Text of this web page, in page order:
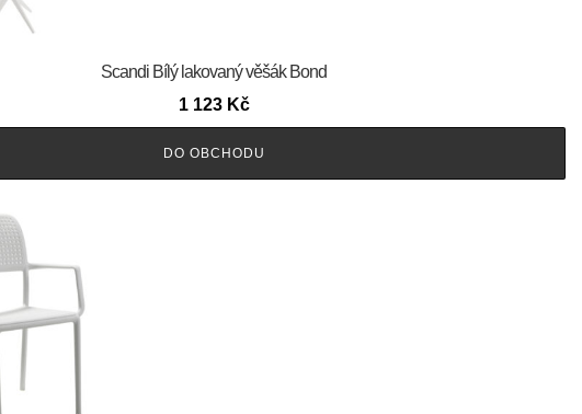
Scandi Bílý lakovaný věšák Bond
1 123 Kč
DO OBCHODU